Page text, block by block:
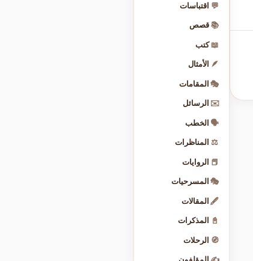
💬 اقتباسات
📚 قصص
📖 كتب
🪶 الأمثال
🎭 المقامات
✉️ الرسائل
🗣️ الخطب
⚖️ المناظرات
📕 الروايات
🎭 المسرحيات
🖋️ المقالات
📓 المذكرات
🧭 الرحلات